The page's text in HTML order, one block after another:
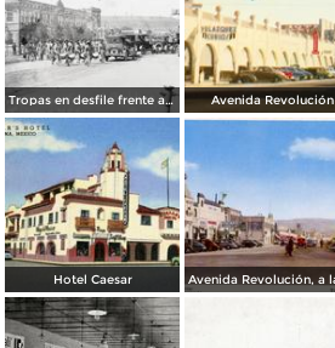
Tropas en desfile frente al Palacio Federal Avenida Revolución
Hotel Caesar